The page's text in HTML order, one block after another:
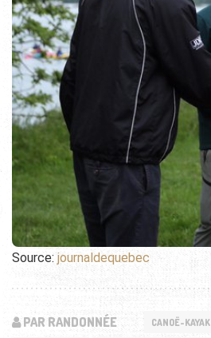
Source: journaldequebec
PAR RANDONNÉE CANOË-KAYAK